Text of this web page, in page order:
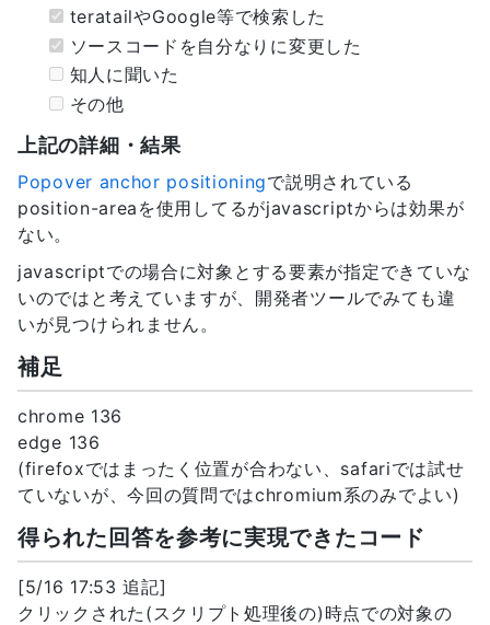
11
<button id="btnFail" style
12
span 画面下になってしまう
</ button
>
14
15
<script
17
document
document querySelector ("#pop1"
19
);
20
</script >
21
teratailやGoogle等で検索した
ソースコードを自分なりに変更した
知人に聞いた
その他
上記の詳細・結果
Popover anchor positioningで説明されている
position-areaを使用してるがjavascriptからは効果が
ない。
javascriptでの場合に対象とする要素が指定できていな
いのではと考えていますが、開発者ツールでみても違
いが見つけられません。
補足
chrome 136
edge 136
(firefoxではまったく位置が合わない、safariでは試せ
ていないが、今回の質問ではchromium系のみでよい)
得られた回答を参考に実現できたコード
[5/16 17:53 追記]
クリックされた(スクリプト処理後の)時点での対象の